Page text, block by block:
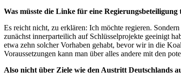
Was müsste die Linke für eine Regierungsbeteiligung
Es reicht nicht, zu erklären: Ich möchte regieren.
zunächst innerparteilich auf Schlüsselprojekte geeinigt
etwa zehn solcher Vorhaben gehabt, bevor wir in die
Voraussetzungen kann man über alles andere mit den
Also nicht über Ziele wie den Austritt Deutschlands